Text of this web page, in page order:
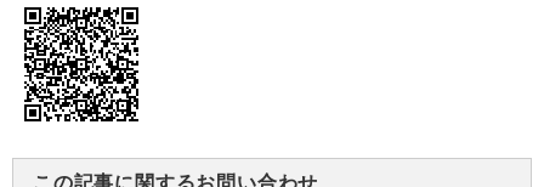
この記事に関するお問い合わせ